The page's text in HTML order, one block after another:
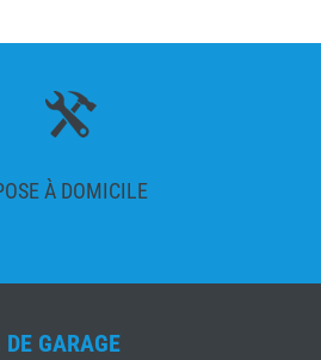
À DOMICILE
DE GARAGE